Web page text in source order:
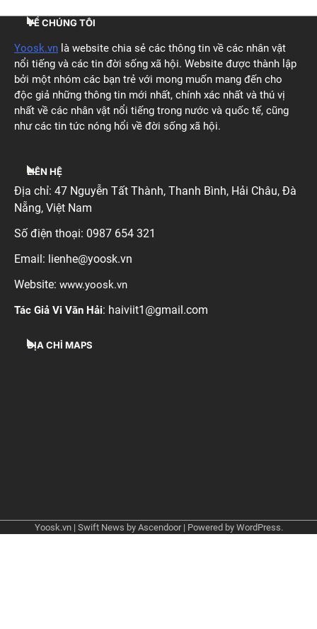
VỀ CHÚNG TÔI
Yoosk.vn là website chia sẻ các thông tin về các nhân vật
nổi tiếng và các tin đời sống xã hội. Website được thành lập
bởi một nhóm các bạn trẻ với mong muốn mang đến cho
độc giả những thông tin mới nhất, chính xác nhất và thú vị
nhất về các nhân vật nổi tiếng trong nước và quốc tế, cũng
như các tin tức nóng hổi về đời sống xã hội.
LIÊN HỆ
Địa chỉ: 47 Nguyễn Tất Thành, Thanh Bình, Hải Châu, Đà
Nẵng, Việt Nam
Số điện thoại: 0987 654 321
Email: lienhe@yoosk.vn
Website: www.yoosk.vn
Tác Giả Vi Văn Hải: haiviit1@gmail.com
ĐỊA CHỈ MAPS
Yoosk.vn| Swift News by Ascendoor| Powered by WordPress.